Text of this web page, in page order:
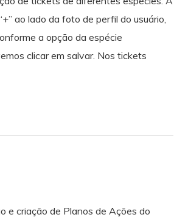
ao lado da foto de perfil do usuário,
a opção da espécie
clicar em salvar. Nos tickets
e criação de Planos de Ações do